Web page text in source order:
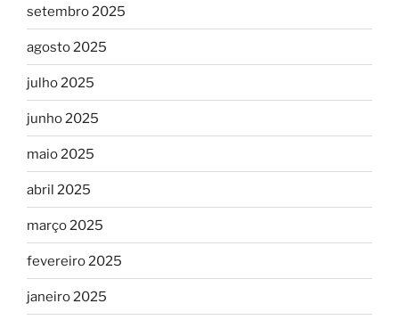
setembro 2025
agosto 2025
julho 2025
junho 2025
maio 2025
abril 2025
março 2025
fevereiro 2025
janeiro 2025